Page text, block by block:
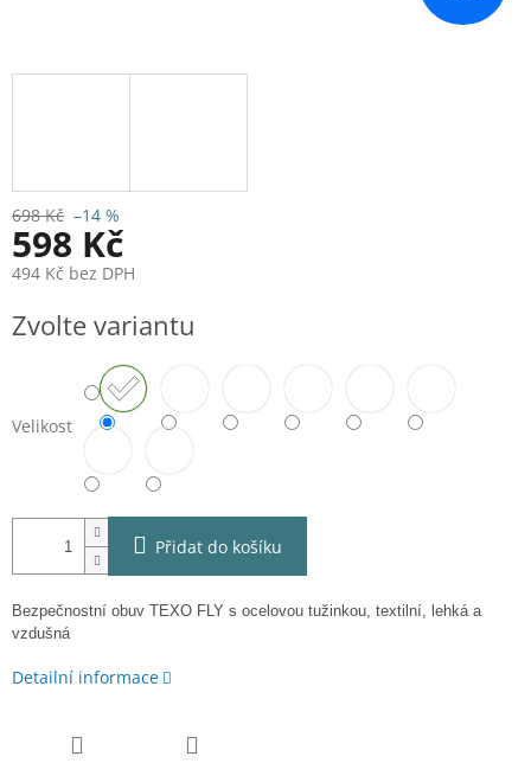
698 Kč –14 %
598 Kč
494 Kč bez DPH
cena:
Zvolte variantu
Velikost
Přidat do košíku
Bezpečnostní obuv TEXO FLY s ocelovou tužinkou, textilní, lehká a
vzdušná
Detailní informace